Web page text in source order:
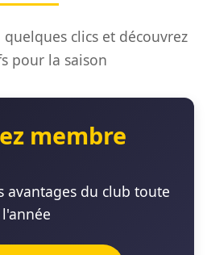
clics et découvrez
pour la saison
membre
avantages du club toute
l'année